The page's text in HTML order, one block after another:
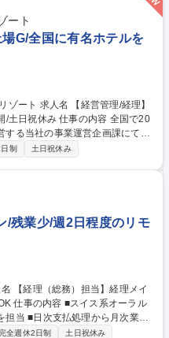
ート
場G/全国に有名ホテルを
管理/経理】
の内容 全国で20
する当社の事業運営企画課にて下
トコントロールに対する指導、
にかかる価格、業者問い合わ
制 土日祝休み
/残業少/週2日程度のリモ
ラル
担当 ■日次支払処理から月次業
理・総務が8：2くらいの業務量
全週休2日制 土日祝休み